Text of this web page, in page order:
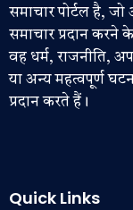
समाचार पोर्टल है,
समाचार प्रदान करने
वह धर्म, राजनीति,
या अन्य महत्वपूर्ण
प्रदान करते हैं।
Quick Links